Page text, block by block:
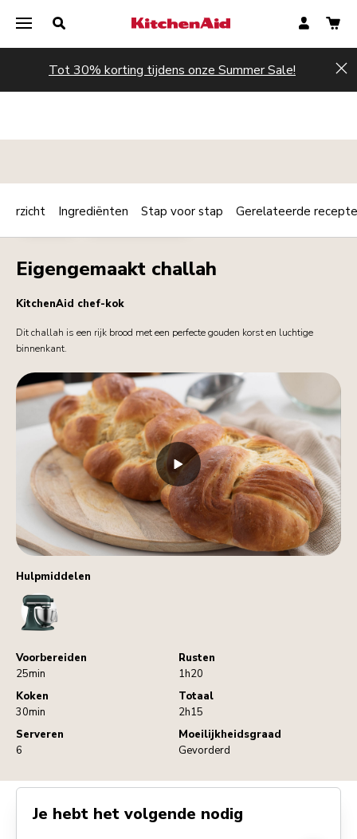
Tot 30% korting tijdens onze Summer Sale!
Hulpmiddelen
StandMixer
Voorbereiden
25min
Rusten
1h20
Koken
30min
Totaal
2h15
Serveren
6
Moeilijkheidsgraad
Gevorderd
BAKKERIJ ONTBIJT / BRUNCH Print
Share
Eigengemaakt challah
KitchenAid chef-kok
Dit challah is een rijk brood met een perfecte gouden korst en luchtige
binnenkant.
Ingrediënten Stap voor stap Gerelateerde
Je hebt het volgende nodig